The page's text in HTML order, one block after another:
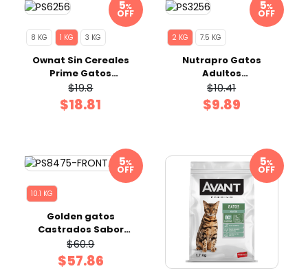
%
OFF
8 KG 1 KG 3 KG
Ownat Sin Cereales
Prime Gatos
Castrados Fish 1 Kg
$19.8
$18.81
%
OFF
2 KG 7.5 KG
Nutrapro Gatos
Adultos
Esterilizado/Control
Premium 2 Kg
$10.41
$9.89
%
OFF
10.1 KG
Golden gatos
Castrados Sabor
Pollo 10.1 Kg Premium
$60.9
$57.86
%
OFF